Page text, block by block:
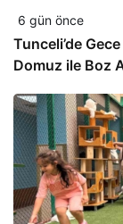
6 gün önce
Tunceli’de
Domuz ile Boz